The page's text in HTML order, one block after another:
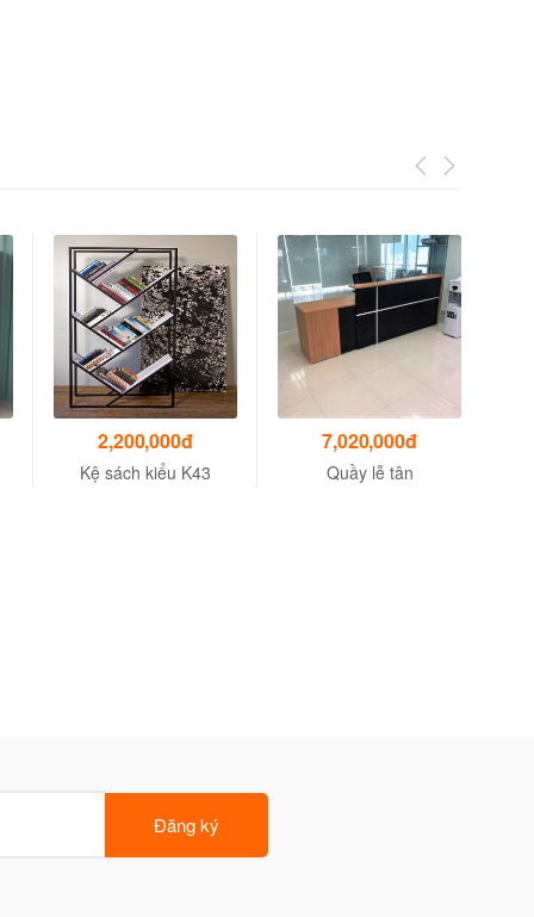
2,200,000đ
Kệ sách kiểu K43
7,020,000đ
Quầy lễ tân
Đăng ký